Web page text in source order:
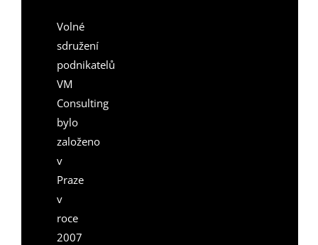
Volné
sdružení
podnikatelů
VM
Consulting
bylo
založeno
v
Praze
v
roce
2007